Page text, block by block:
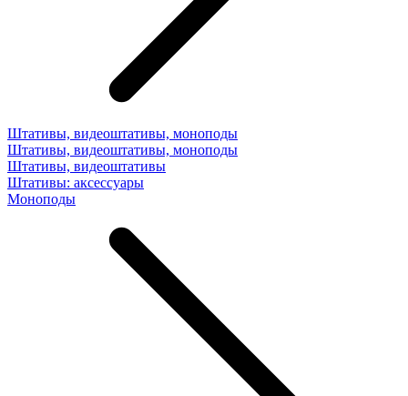
Штативы, видеоштативы, моноподы
Штативы, видеоштативы, моноподы
Штативы, видеоштативы
Штативы: аксессуары
Моноподы